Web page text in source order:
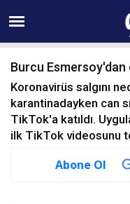
09
Burcu Esmersoy'dan
Koronavirüs salgını
karantinadayken can
TikTok'a katıldı.
ilk TikTok videosunu
Abone Ol